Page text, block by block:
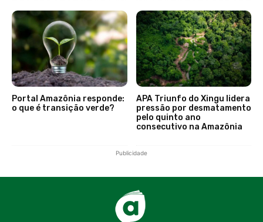
Portal Amazônia responde:
o que é transição verde?
APA Triunfo do Xingu lidera
pressão por desmatamento
pelo quinto ano
consecutivo na Amazônia
Publicidade